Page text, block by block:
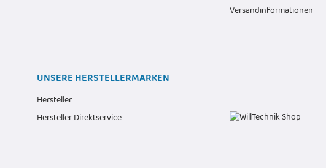
Versandinformationen
UNSERE HERSTELLERMARKEN
Hersteller
Hersteller Direktservice